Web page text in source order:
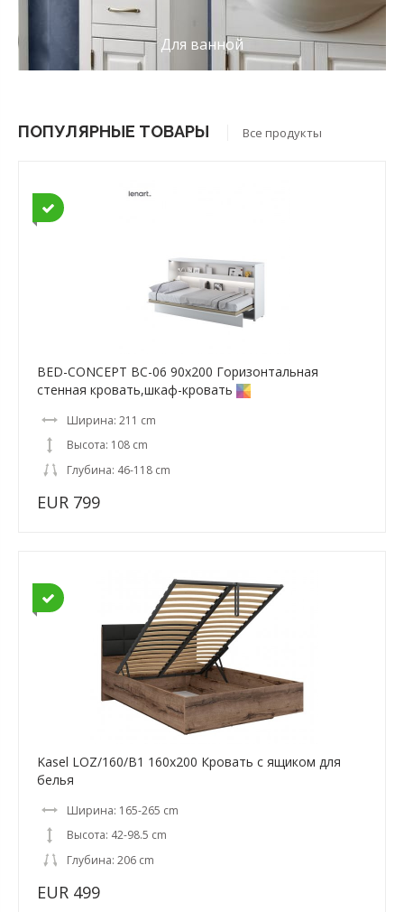
Для ванной
ПОПУЛЯРНЫЕ ТОВАРЫ Все продукты
BED-CONCEPT BC-06 90x200 Горизонтальная
cтенная кровать,шкаф-кровать
Ширина: 211 cm
Высота: 108 cm
Глубина: 46-118 cm
EUR 799
Kasel LOZ/160/B1 160x200 Кровать с ящиком для
белья
Ширина: 165-265 cm
Высота: 42-98.5 cm
Глубина: 206 cm
EUR 499